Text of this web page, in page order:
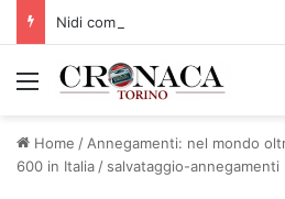
Menu
Home /Annegamenti: nel mondo
600 in Italia/ salvataggio-annegamenti